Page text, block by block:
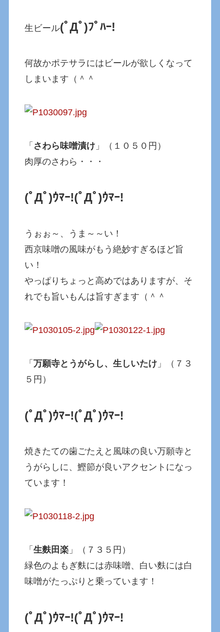
生ビール(ﾟДﾟ)ﾌﾟﾊｰ!
何故かポテサラにはビールが欲しくなって
しまいます（＾＾
「 さわら味噌漬け 」（１０５０円）
肉厚のさわら・・・
(ﾟДﾟ)ｳﾏｰ!(ﾟДﾟ)ｳﾏｰ!
うぉぉ～、うま～～い！
西京味噌の風味がもう絶妙すぎるほど旨
い！
やっぱりちょっと高めではありますが、そ
れでも旨いもんは旨すぎます（＾＾
「万願寺とうがらし、生しいたけ 」（７３
５円）
(ﾟДﾟ)ｳﾏｰ!(ﾟДﾟ)ｳﾏｰ!
焼きたての歯ごたえと風味の良い万願寺と
うがらしに、鰹節が良いアクセントになっ
ています！
「生麩田楽 」（７３５円）
緑色のよもぎ麩には赤味噌、白い麩には白
味噌がたっぷりと乗っています！
(ﾟДﾟ)ｳﾏｰ!(ﾟДﾟ)ｳﾏｰ!